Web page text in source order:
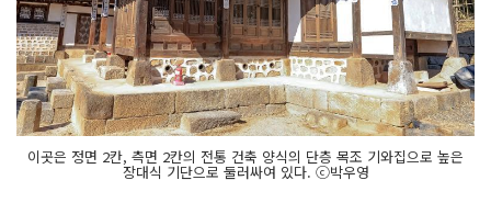
이곳은 정면 2칸, 측면 2칸의 전통 건축 양식의 단층 목조 기와집으로 높은
장대식 기단으로 둘러싸여 있다. ⓒ박우영